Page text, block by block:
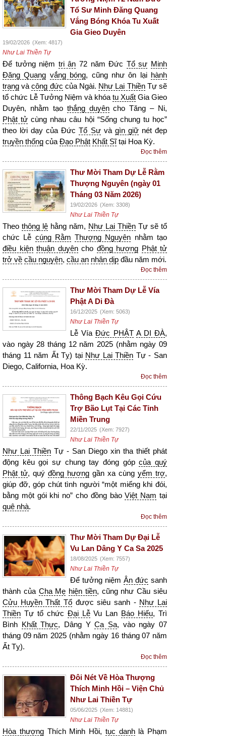
Tổ Sư Minh Đăng Quang
Vắng Bóng Khóa Tu Xuất
Gia Gieo Duyên
19/02/2026 (Xem: 4817)
Như Lai Thiền Tự
Để tưởng niệm tri ân 72 năm Đức Tổ sư Minh
Đăng Quang vắng bóng, cũng như ôn lại hành
trạng vàcông đức của Ngài. Như Lai ThiềnTự sẽ
tổ chức Lễ Tưởng Niệm và khóa tu Xuất Gia Gieo
Duyên, nhằm tạo thắng duyêncho Tăng – Ni,
Phật tử cùng nhau câu hội “Sống chung tu học”
theo lời dạy của ĐứcTổ Sưvà gìn giữnét đẹp
truyền thống của Đạo Phật Khất Sĩtại Hoa Kỳ.
Đọc thêm
Thư Mời Tham Dự Lễ Rằm
Thượng Nguyên (ngày 01
Tháng 03 Năm 2026)
19/02/2026 (Xem: 3308)
Như Lai Thiền Tự
Theo thông lệ hằng năm, Như Lai Thiền Tự sẽ tổ
chức Lễ cúng Rằm Thượng Nguyên nhằm tạo
điều kiện thuận duyêncho đồng hương Phật tử
trở về cầu nguyện, cầu an nhân dịp đầu năm mới.
Đọc thêm
Thư Mời Tham Dự Lễ Vía
Phật A Di Đà
16/12/2025 (Xem: 5063)
Như Lai Thiền Tự
Lễ VíaĐức PHẬT A DI ĐÀ,
vào ngày 28 tháng 12 năm 2025 (nhằm ngày 09
tháng 11 năm Ất Tỵ) tại Như Lai Thiền Tự - San
Diego, California, Hoa Kỳ.
Đọc thêm
Thông Bạch Kêu Gọi Cứu
Trợ Bão Lụt Tại Các Tỉnh
Miền Trung
22/11/2025 (Xem: 7927)
Như Lai Thiền Tự
Như Lai Thiền Tự - San Diego xin tha thiết phát
động kêu gọi sự chung tay đóng gópcủa quý
Phật tử, quý đồng hương gần xa cùng yểm trợ,
giúp đỡ, góp chút tình người “một miếng khi đói,
bằng một gói khi no” cho đồng bàoViệt Nam tại
quê nhà.
Đọc thêm
Thư Mời Tham Dự Đại Lễ
Vu Lan Dâng Y Ca Sa 2025
18/08/2025 (Xem: 7557)
Như Lai Thiền Tự
Để tưởng niệm Ân đức sanh
thành của Cha Mẹ hiện tiền, cũng như Cầu siêu
Cửu Huyền Thất Tổ được siêu sanh - Như Lai
Thiền Tự tổ chức Đại LễVu Lan Báo Hiếu, Trì
Bình Khất Thực, Dâng YCa Sa, vào ngày 07
tháng 09 năm 2025 (nhằm ngày 16 tháng 07 năm
Ất Tỵ).
Đọc thêm
Đôi Nét Về Hòa Thượng
Thích Minh Hồi – Viện Chủ
Như Lai Thiền Tự
05/06/2025 (Xem: 14881)
Như Lai Thiền Tự
Hòa thượngThích Minh Hồi, tục danhlà Phạm